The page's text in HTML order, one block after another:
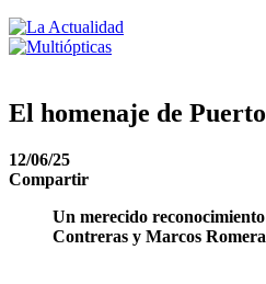
El homenaje de
12/06/25
Compartir
Un merecido
Contreras y Marcos